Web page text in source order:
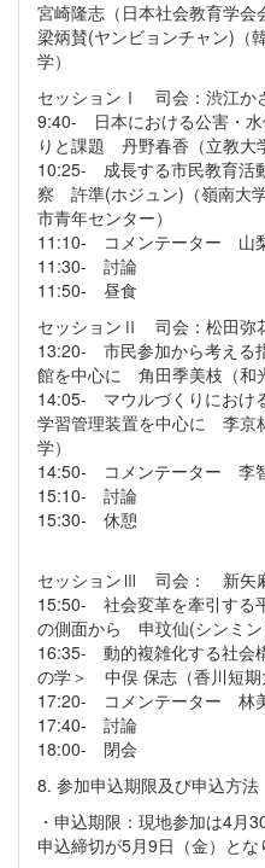
宮崎隆志（日本社会教育学会
梁炳賛(ヤンビョンチャン)（
学）
セッションⅠ 司会：渋江か
9:40- 日本における公害・水
りと課題 丹野春香（立教大
10:25- 成長する市民教育活
察 許準(ホジュン)（嶺南大
市青年センター）
11:10- コメンテーター 山梨
11:30- 討論
11:50- 昼食
セッションⅡ 司会：松田弥
13:20- 市民参加から考える
館を中心に 角田季美枝（和
14:05- マウルづくりにおけ
学習管理装置を中心に 李京
学）
14:50- コメンテーター 李智
15:10- 討論
15:30- 休憩
セッションⅢ 司会： 新矢麻
15:50- 社会変革を牽引する
の側面から 申玟仙(シンミン
16:35- 動的複雑化する社会
の学＞ 中俣 保志（香川短期
17:20- コメンテーター 林美
17:40- 討論
18:00- 閉会
8. 参加申込期限及び申込方法
・申込期限：現地参加は4月
申込締切が5月9日（金）とな